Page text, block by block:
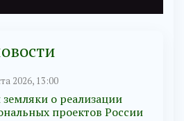
2026, 13:00
о реализации
проектов России